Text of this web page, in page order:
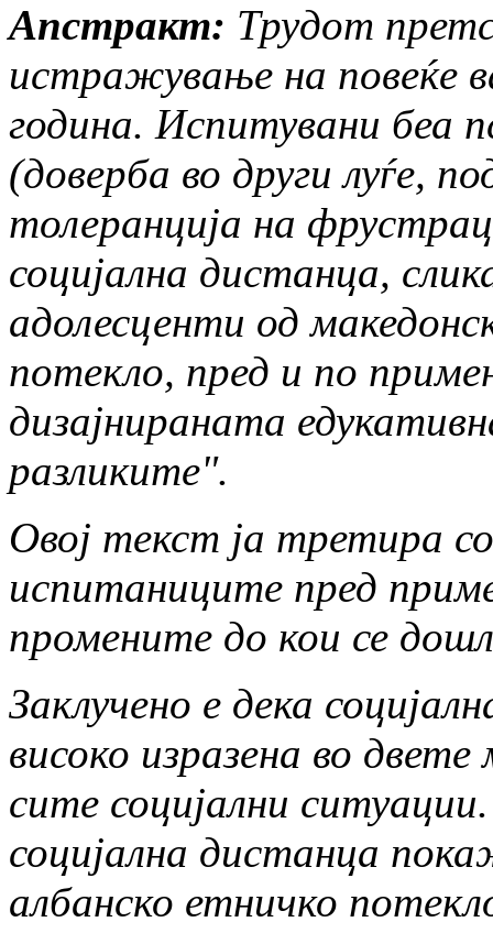
Апстракт: Трудот
истражување на повеќе
година. Испитувани беа
(доверба во други луѓе,
толеранција на
социјална дистанца,
адолесценти од
потекло, пред и по
дизајнираната
разликите".
Овој текст ја третира
испитаниците пред
промените до кои се
Заклучено е дека
високо изразена во
сите социјални
социјална дистанца
албанско етничко